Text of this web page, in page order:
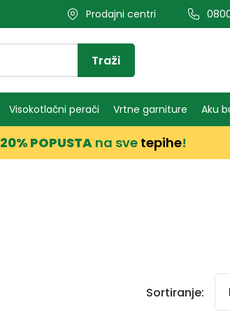
Prodajni centri
Traži
Visokotlačni perači Vrtne garniture Aku
20% POPUSTA na sve tepihe!
Sortiranje: